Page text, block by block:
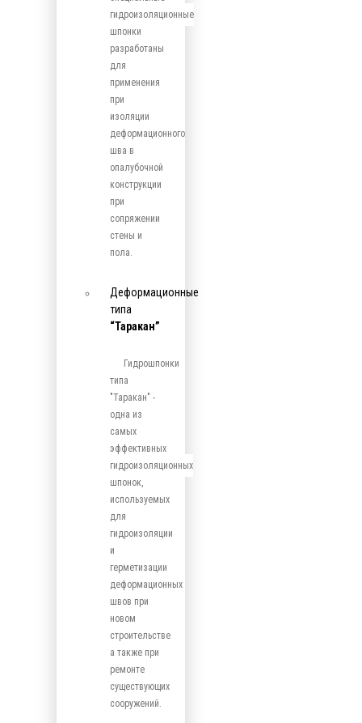
гидроизоляционные
шпонки
разработаны
для
применения
при
изоляции
деформационного
шва в
опалубочной
конструкции
при
сопряжении
стены и
пола.
Деформационные
типа
“Таракан”
Гидрошпонки
типа
"Таракан" -
одна из
самых
эффективных
гидроизоляционных
шпонок,
используемых
для
гидроизоляции
и
герметизации
деформационных
швов при
новом
строительстве
а также при
ремонте
существующих
сооружений.